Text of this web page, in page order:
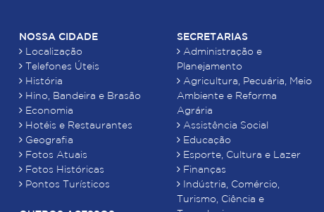
NOSSA CIDADE
Localização
Telefones Úteis
História
Hino, Bandeira e Brasão
Economia
Hotéis e Restaurantes
Geografia
Fotos Atuais
Fotos Históricas
Pontos Turísticos
SECRETARIAS
Administração e
Planejamento
Agricultura, Pecuária, Meio
Ambiente e Reforma
Agrária
Assistência Social
Educação
Esporte, Cultura e Lazer
Finanças
Indústria, Comércio,
Turismo, Ciência e